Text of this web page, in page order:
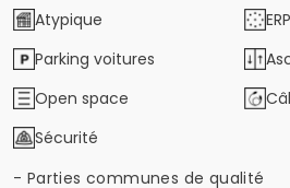
Atypique
ERP
Parking voitures
Open space
Sécurité
- Parties communes de qualité